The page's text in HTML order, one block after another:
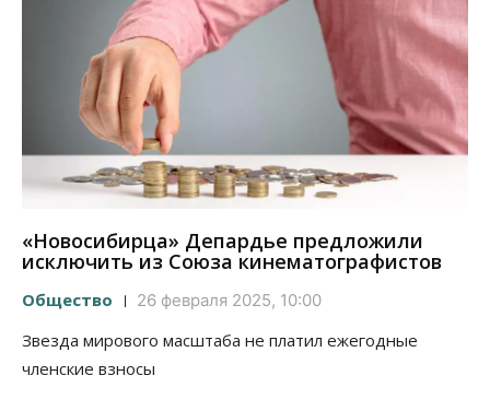
«Новосибирца» Депардье предложили
исключить из Союза кинематографистов
Общество 26 февраля 2025, 10:00
Звезда мирового масштаба не платил ежегодные
членские взносы